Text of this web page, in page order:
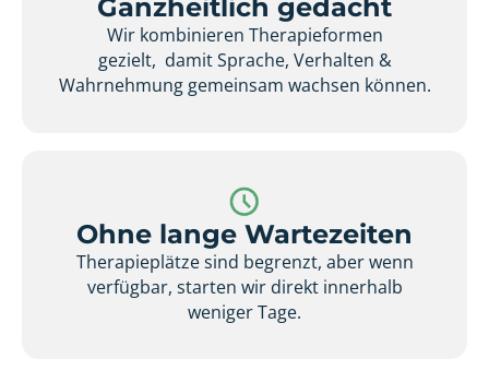
Ganzheitlich gedacht
Wir kombinieren Therapieformen
gezielt, damit Sprache, Verhalten &
Wahrnehmung gemeinsam wachsen können.
Ohne lange Wartezeiten
Therapieplätze sind begrenzt, aber wenn
verfügbar, starten wir direkt innerhalb
weniger Tage.